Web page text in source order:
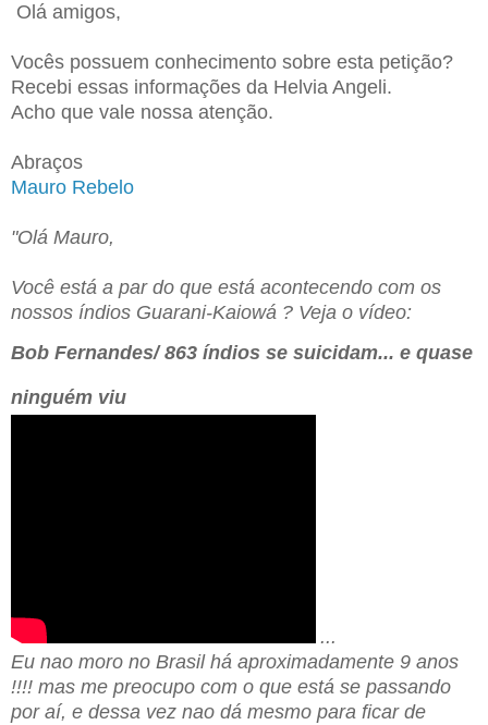
Olá amigos,
Vocês possuem conhecimento sobre esta petição?
Recebi essas informações da Helvia Angeli.
Acho que vale nossa atenção.
Abraços
Mauro Rebelo
"Olá Mauro,
Você está a par do que está acontecendo com os
nossos índios Guarani-Kaiowá ? Veja o vídeo:
Bob Fernandes/ 863 índios se suicidam... e quase
ninguém viu
...
Eu nao moro no Brasil há aproximadamente 9 anos
!!!! mas me preocupo com o que está se passando
por aí, e dessa vez nao dá mesmo para ficar de